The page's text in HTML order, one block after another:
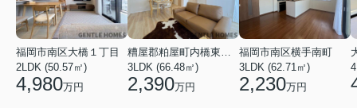
福岡市南区大橋１丁目
2LDK (50.57㎡)
4,980万円
糟屋郡粕屋町内橋東２丁目
3LDK (66.48㎡)
2,390万円
福岡市南区横手南町
3LDK (62.71㎡)
2,230万円